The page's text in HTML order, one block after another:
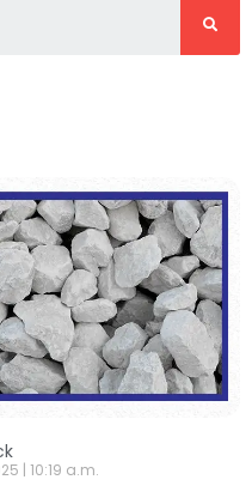
10:19 a.m.